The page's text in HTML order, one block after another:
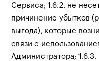
Сервиса; 1.6.2. не
причинение убытков
выгода), которые
связи с
Администратора; 1.6.3.